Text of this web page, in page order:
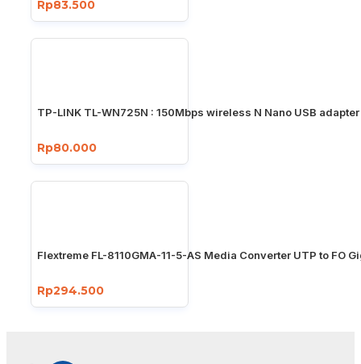
Rp83.500
TP-LINK TL-WN725N : 150Mbps wireless N Nano USB adapter
Rp80.000
Flextreme FL-8110GMA-11-5-AS Media Converter UTP to FO
Rp294.500